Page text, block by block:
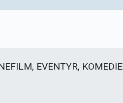
EVENTYR, KOMEDIE